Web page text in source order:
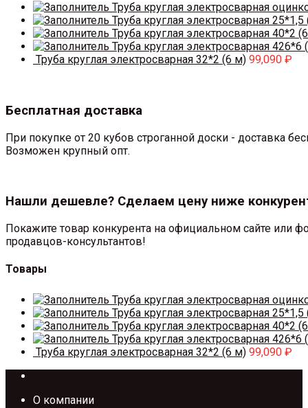
Труба круглая электросварная
Труба круглая электросварная
Труба круглая электросварная 40*2
Труба круглая электросварная 426*6
Труба круглая электросварная 32*2 (6 м) 99,090 ₽
Бесплатная доставка
При покупке от 20 кубов строганной доски - доставка
Возможен крупный опт.
Нашли дешевле? Сделаем цену ниже
Покажите товар конкурента на официальном сайте или
продавцов-консультантов!
Товары
Труба круглая электросварная
Труба круглая электросварная
Труба круглая электросварная 40*2
Труба круглая электросварная 426*6
Труба круглая электросварная 32*2 (6 м) 99,090 ₽
О компании